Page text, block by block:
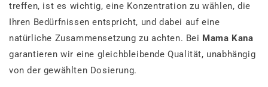
treffen, ist es wichtig, eine Konzentration zu wählen, die
Ihren Bedürfnissen entspricht, und dabei auf eine
natürliche Zusammensetzung zu achten. Bei Mama Kana
garantieren wir eine gleichbleibende Qualität, unabhängig
von der gewählten Dosierung.